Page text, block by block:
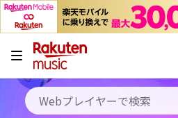
キャンペーン
料金プラン
使い方